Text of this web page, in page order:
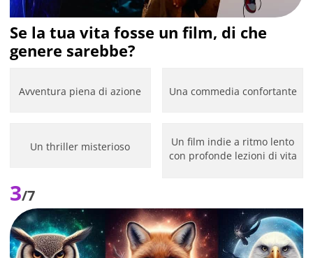
Se la tua vita fosse un film, di che
genere sarebbe?
Avventura piena di azione Una commedia confortante
Un thriller misterioso
Un film indie a ritmo lento
con profonde lezioni di vita
3/7